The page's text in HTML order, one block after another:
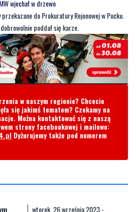
w naszym regionie? Chcecie
się jakimś tematem? Czekamy na
Można kontaktować się z naszą
Dyżurujemy także pod numerem
10:09:05
Odpowiedz na komentarz